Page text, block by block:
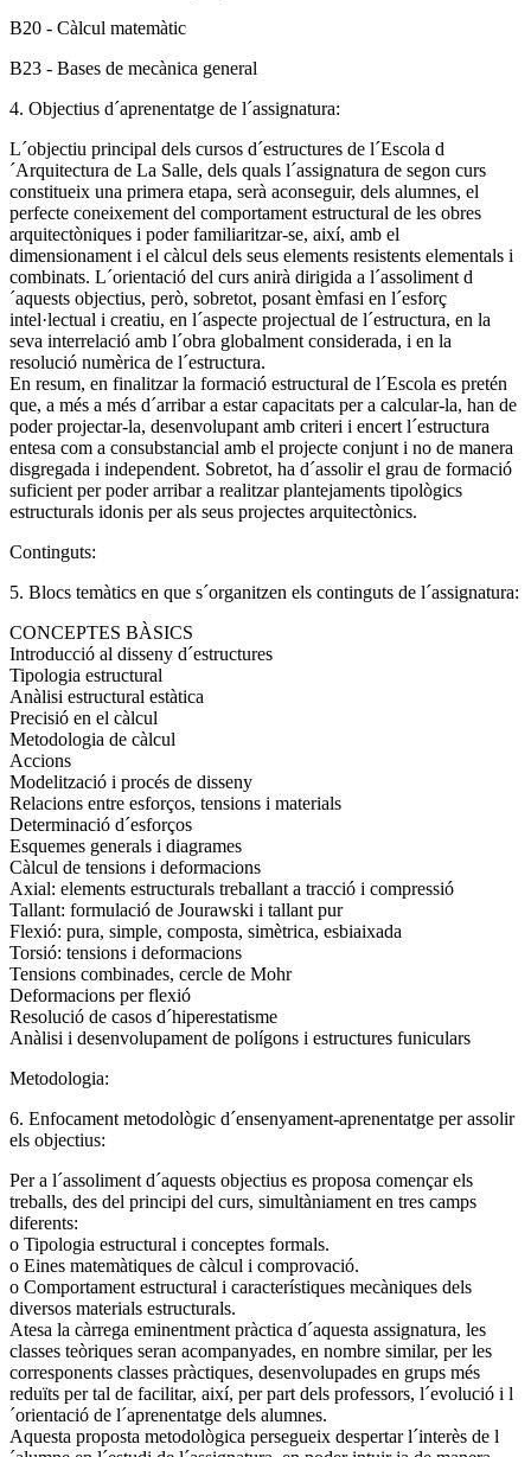
B20 - Càlcul matemàtic
B23 - Bases de mecànica general
4. Objectius d´aprenentatge de l´assignatura:
L´objectiu principal dels cursos d´estructures de l´Escola d
´Arquitectura de La Salle, dels quals l´assignatura de segon curs
constitueix una primera etapa, serà aconseguir, dels alumnes, el
perfecte coneixement del comportament estructural de les obres
arquitectòniques i poder familiaritzar-se, així, amb el
dimensionament i el càlcul dels seus elements resistents elementals i
combinats. L´orientació del curs anirà dirigida a l´assoliment d
´aquests objectius, però, sobretot, posant èmfasi en l´esforç
intel·lectual i creatiu, en l´aspecte projectual de l´estructura, en la
seva interrelació amb l´obra globalment considerada, i en la
resolució numèrica de l´estructura.
En resum, en finalitzar la formació estructural de l´Escola es pretén
que, a més a més d´arribar a estar capacitats per a calcular-la, han de
poder projectar-la, desenvolupant amb criteri i encert l´estructura
entesa com a consubstancial amb el projecte conjunt i no de manera
disgregada i independent. Sobretot, ha d´assolir el grau de formació
suficient per poder arribar a realitzar plantejaments tipològics
estructurals idonis per als seus projectes arquitectònics.
Continguts:
5. Blocs temàtics en que s´organitzen els continguts de l´assignatura:
CONCEPTES BÀSICS
Introducció al disseny d´estructures
Tipologia estructural
Anàlisi estructural estàtica
Precisió en el càlcul
Metodologia de càlcul
Accions
Modelització i procés de disseny
Relacions entre esforços, tensions i materials
Determinació d´esforços
Esquemes generals i diagrames
Càlcul de tensions i deformacions
Axial: elements estructurals treballant a tracció i compressió
Tallant: formulació de Jourawski i tallant pur
Flexió: pura, simple, composta, simètrica, esbiaixada
Torsió: tensions i deformacions
Tensions combinades, cercle de Mohr
Deformacions per flexió
Resolució de casos d´hiperestatisme
Anàlisi i desenvolupament de polígons i estructures funiculars
Metodologia:
6. Enfocament metodològic d´ensenyament-aprenentatge per assolir
els objectius:
Per a l´assoliment d´aquests objectius es proposa començar els
treballs, des del principi del curs, simultàniament en tres camps
diferents:
o Tipologia estructural i conceptes formals.
o Eines matemàtiques de càlcul i comprovació.
o Comportament estructural i característiques mecàniques dels
diversos materials estructurals.
Atesa la càrrega eminentment pràctica d´aquesta assignatura, les
classes teòriques seran acompanyades, en nombre similar, per les
corresponents classes pràctiques, desenvolupades en grups més
reduïts per tal de facilitar, així, per part dels professors, l´evolució i l
´orientació de l´aprenentatge dels alumnes.
Aquesta proposta metodològica persegueix despertar l´interès de l